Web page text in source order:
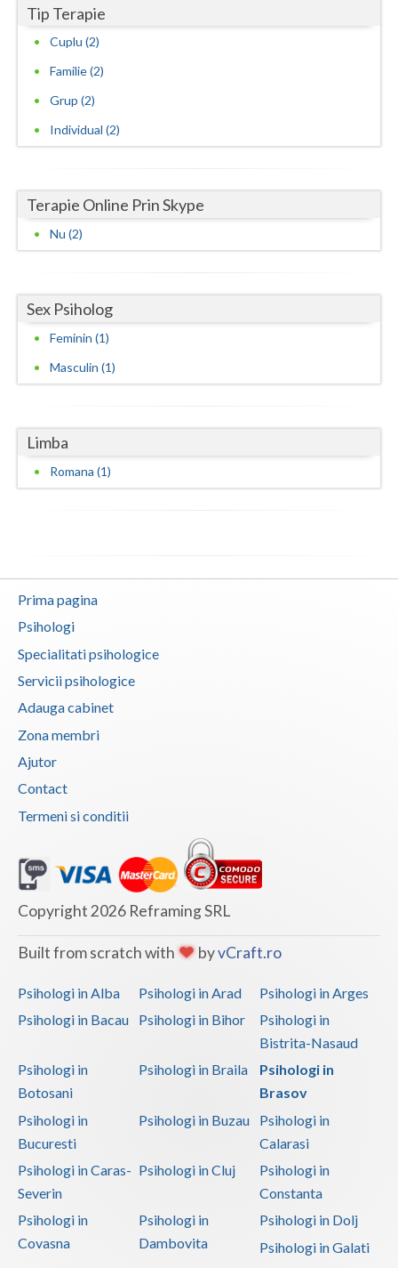
Tip Terapie
Cuplu (2)
Familie (2)
Grup (2)
Individual (2)
Terapie Online Prin Skype
Nu (2)
Sex Psiholog
Feminin (1)
Masculin (1)
Limba
Romana (1)
Prima pagina
Psihologi
Specialitati psihologice
Servicii psihologice
Adauga cabinet
Zona membri
Ajutor
Contact
Termeni si conditii
Copyright 2026 Reframing SRL
Built from scratch with byvCraft.ro
Psihologi in Alba Psihologi in Arad
Psihologi in Arges
Psihologi in Bacau
Psihologi in Bihor
Psihologi in
Bistrita-Nasaud
Psihologi in
Botosani
Psihologi in Braila
Psihologi in
Brasov
Psihologi in
Bucuresti
Psihologi in Buzau
Psihologi in
Calarasi
Psihologi in Caras-
Severin
Psihologi in Cluj
Psihologi in
Constanta
Psihologi in
Covasna
Psihologi in
Dambovita
Psihologi in Dolj
Psihologi in Galati